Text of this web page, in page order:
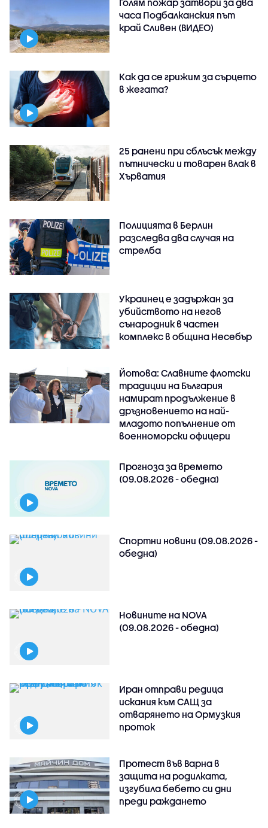
Голям пожар затвори за два
часа Подбалканския път
край Сливен (ВИДЕО)
Как да се грижим за сърцето
в жегата?
25 ранени при сблъсък между
пътнически и товарен влак в
Хърватия
Полицията в Берлин
разследва два случая на
стрелба
Украинец е задържан за
убийството на негов
сънародник в частен
комплекс в община Несебър
Йотова: Славните флотски
традиции на България
намират продължение в
дръзновението на най-
младото попълнение от
военноморски офицери
Прогноза за времето
(09.08.2026 - обедна)
Спортни новини (09.08.2026 -
обедна)
Новините на NOVA
(09.08.2026 - обедна)
Иран отправи редица
искания към САЩ за
отварянето на Ормузкия
проток
Протест във Варна в
защита на родилката,
изгубила бебето си дни
преди раждането